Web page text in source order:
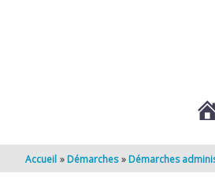
Accueil Démarches Démarches